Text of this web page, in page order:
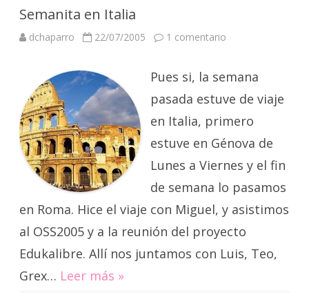
Semanita en Italia
dchaparro 22/07/2005 1 comentario
Pues si, la semana
pasada estuve de viaje
en Italia, primero
estuve en Génova de
Lunes a Viernes y el fin
de semana lo pasamos
en Roma. Hice el viaje con Miguel, y asistimos
al OSS2005 y a la reunión del proyecto
Edukalibre. Allí nos juntamos con Luis, Teo,
Grex… Leer más »